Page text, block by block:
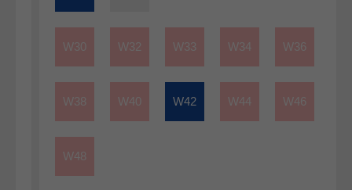
W30 W32 W33 W34 W36
W38 W40 W42 W44 W46
W48